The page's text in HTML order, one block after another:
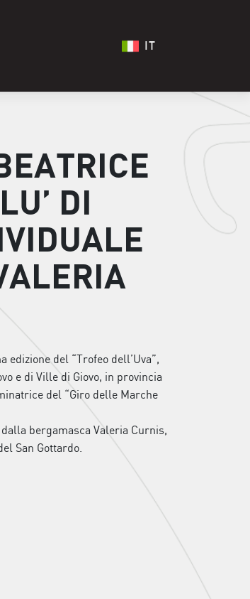
IT
DI
del “Trofeo dell’Uva”,
e di Ville di Giovo, in provincia
del “Giro delle Marche
bergamasca Valeria Curnis,
San Gottardo.